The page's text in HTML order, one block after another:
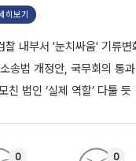
히보기
찰 내부서 '눈치싸움' 기류변
송법 개정안, 국무회의 통과
친 법인 ‘실제 역할’ 다툴 듯
0 0